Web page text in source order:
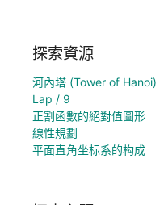
探索資源
河內塔 (Tower of Hanoi)
Lap / 9
正割函數的絕對值圖形
線性規劃
平面直角坐标系的构成